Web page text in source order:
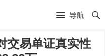
导航
交易单证真实性